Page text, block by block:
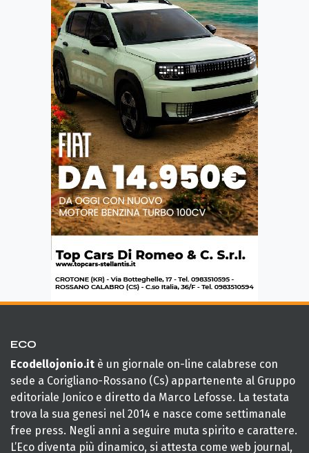
ECO
Ecodellojonio.it è un giornale on-line calabrese con
sede a Corigliano-Rossano (Cs) appartenente al Gruppo
editoriale Jonico e diretto da Marco Lefosse. La testata
trova la sua genesi nel 2014 e nasce come settimanale
free press. Negli anni a seguire muta spirito e carattere.
L’Eco diventa più dinamico, si attesta come web journal,